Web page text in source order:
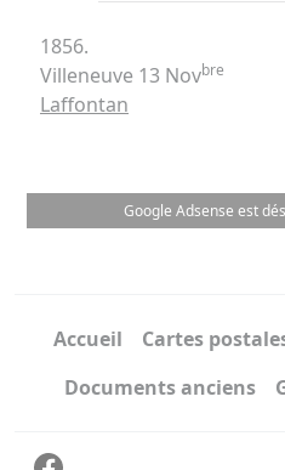
1856.
Villeneuve 13 Novbre
Laffontan
Google Adsense est
Accueil
Cartes
Documents anciens